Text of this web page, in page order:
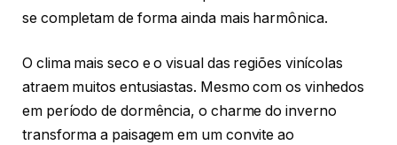
se completam de forma ainda mais harmônica.
O clima mais seco e o visual das regiões vinícolas
atraem muitos entusiastas. Mesmo com os vinhedos
em período de dormência, o charme do inverno
transforma a paisagem em um convite ao